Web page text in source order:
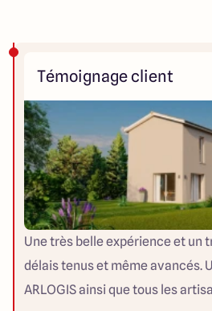
Témoignage client
Une très belle expérience et un
délais tenus et même avancés.
ARLOGIS ainsi que tous les